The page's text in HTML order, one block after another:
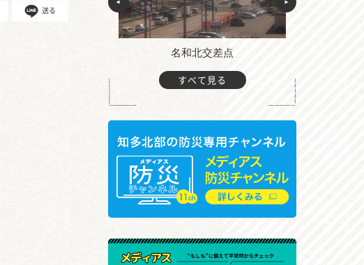
送る
名和北交差点
すべて見る